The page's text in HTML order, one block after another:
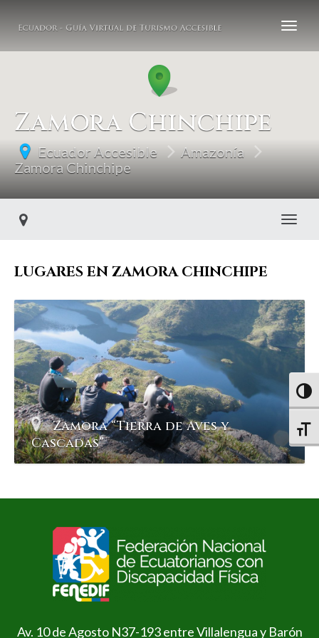
Zamora Chinchipe
Ecuador Accesible
Amazonía
Zamora Chinchipe
LUGARES EN ZAMORA CHINCHIPE
Zamora “Tierra de Aves y
Cascadas”
Av. 10 de Agosto N37-193 entre Villalengua y Barón